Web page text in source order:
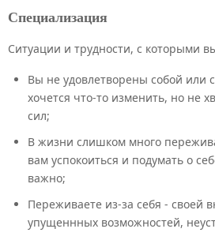
Специализация
Ситуации и трудности, с которыми
Вы не удовлетворены собой или
хочется что-то изменить, но не
сил;
В жизни слишком много
вам успокоиться и подумать о
важно;
Переживаете из-за себя - своей
упущеннных возможностей,